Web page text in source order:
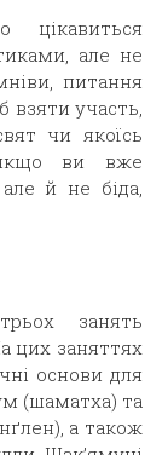
але не
питання
взяти участь,
чи якоїсь
якщо ви вже
й не біда,
занять
цих заняттях
основи для
(шаматха) та
а також